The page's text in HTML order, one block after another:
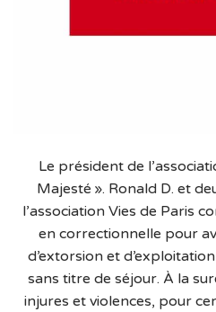
Le président de
Majesté ». Ronald D. et
l’association Vies de Paris
en correctionnelle pour
d’extorsion et
sans titre de séjour. À la
injures et violences, pour